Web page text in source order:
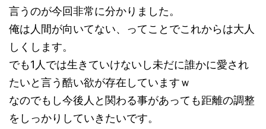
言うのが今回非常に分かりました。
俺は人間が向いてない、ってことでこれからは大人
しくします。
でも1人では生きていけないし未だに誰かに愛され
たいと言う酷い欲が存在していますｗ
なのでもし今後人と関わる事があっても距離の調整
をしっかりしていきたいです。